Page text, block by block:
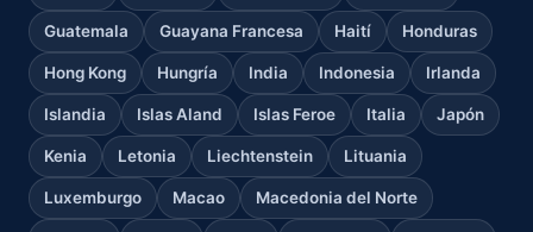
Guatemala Guayana Francesa Haití Honduras
Hong Kong Hungría India Indonesia Irlanda
Islandia Islas Aland Islas Feroe Italia Japón
Kenia Letonia Liechtenstein Lituania
Luxemburgo Macao Macedonia del Norte